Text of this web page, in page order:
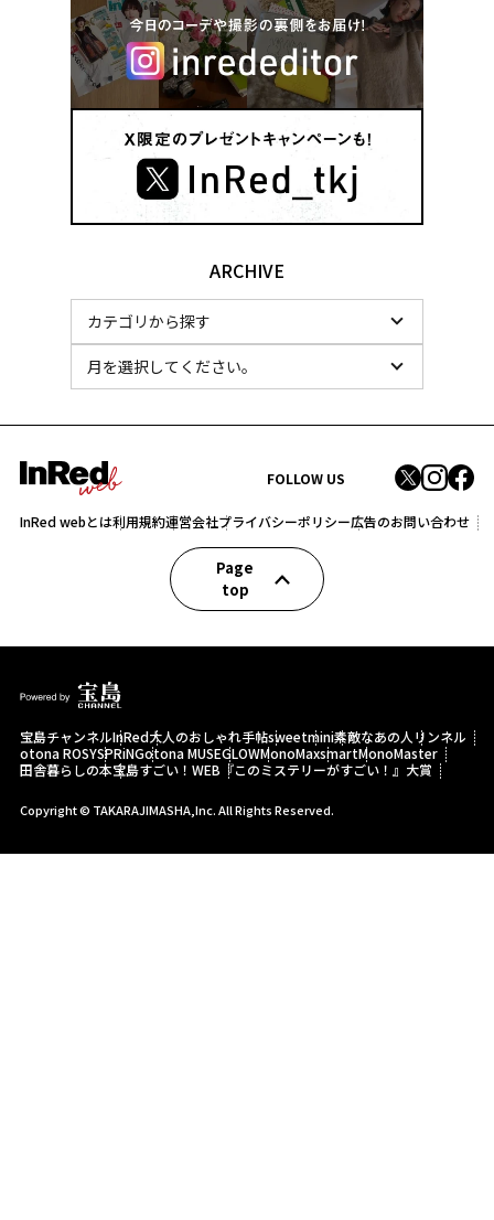
ARCHIVE
FOLLOW US
InRed webとは利用規約運営会社プライバシーポリシー広告のお問い合わせ
Page
top
宝島チャンネルInRed大人のおしゃれ手帖sweetmini素敵なあの人 リンネル
otona ROSYSPRiNGotona MUSEGLOWMonoMaxsmartMonoMaster
田舎暮らしの本宝島すごい！WEB 『このミステリーがすごい！』大賞
Copyright © TAKARAJIMASHA,Inc. All Rights Reserved.